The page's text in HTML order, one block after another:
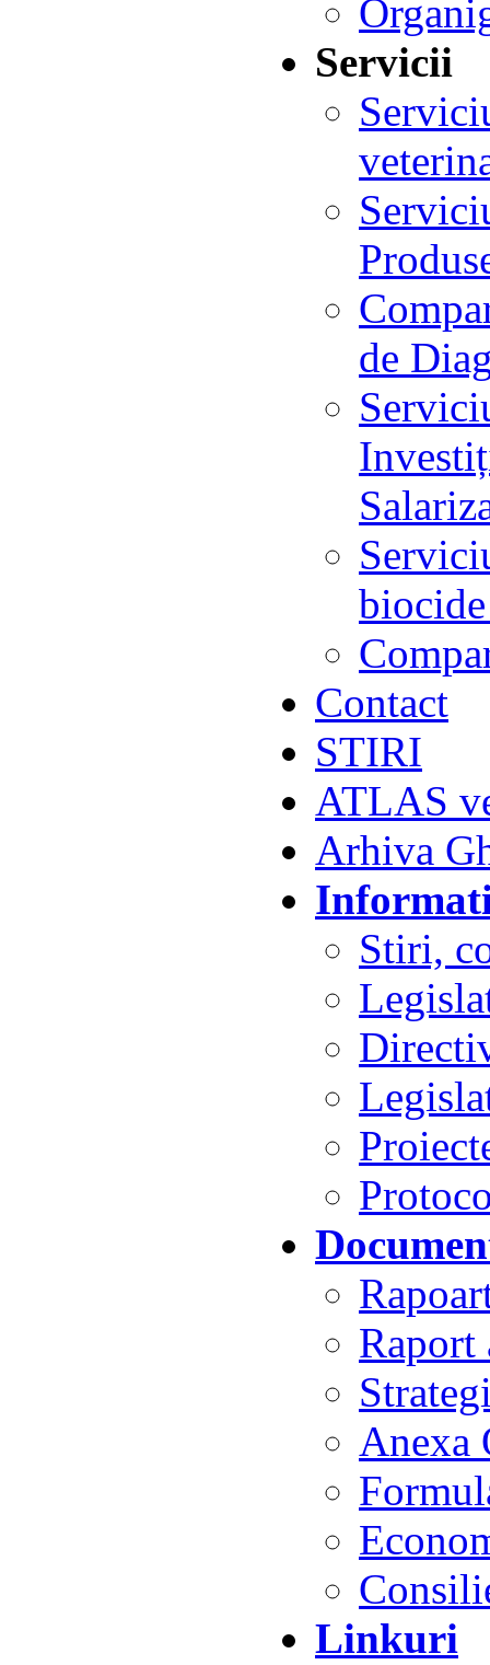
Servicii
de
Contact
STIRI
ATLAS
Arhiva
Stiri,
Raport
Anexa
Linkuri